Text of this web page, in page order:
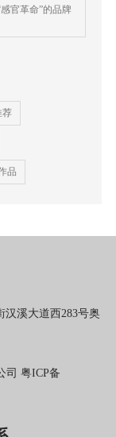
官革命”的品牌
荐
品
溪大道西283号奥
司 粤ICP备